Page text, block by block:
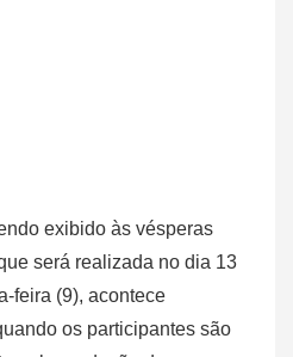
exibido às vésperas
será realizada no dia 13
feira (9), acontece
os participantes são